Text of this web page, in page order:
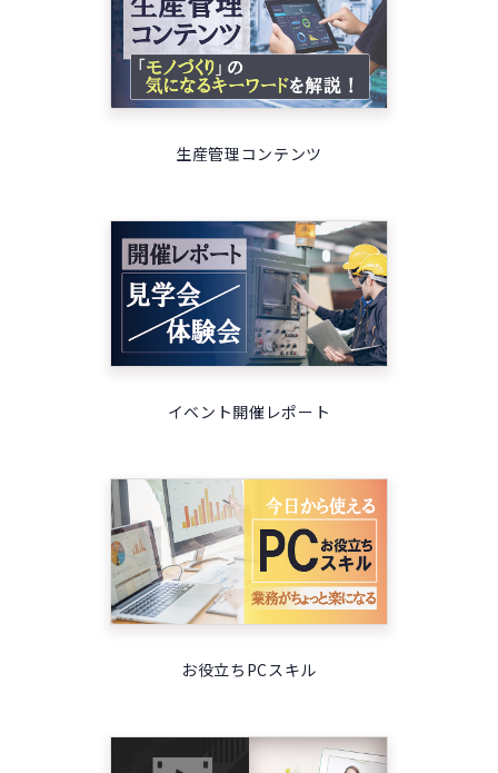
生産管理コンテンツ
イベント開催レポート
お役立ちPCスキル